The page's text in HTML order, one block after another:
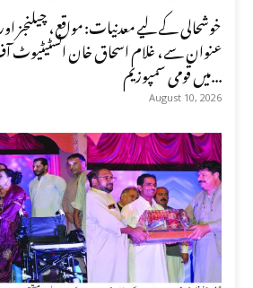
خوشحالی کے لیے معدنیات: مواقع، چیلنجز
عنوان سے، غلام اسحاق خان انسٹیٹیوٹ
میں قومی سمپوزیم...
August 10, 2026